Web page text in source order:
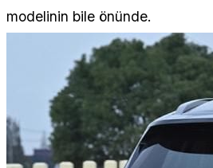
modelinin bile önünde.